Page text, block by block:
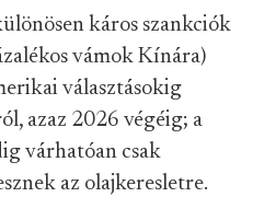
káros szankciók
vámok Kínára)
választásokig
azaz 2026 végéig; a
várhatóan csak
az olajkeresletre.